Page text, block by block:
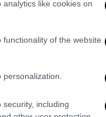
like cookies on
of the website
including
στους
χώρο
και οι
να
από